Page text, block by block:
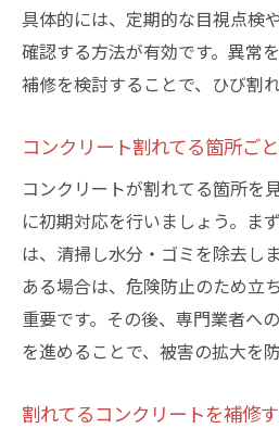
コンクリート階段の割れ
コンクリート階段で割
階段のコンクリート割
コンクリート階段補
ト
階段割れ補修に適し
法
コンクリート階段補修
囲
具体的には、定期的な目視点検
確認する方法が有効です。異常
補修を検討することで、ひび割
コンクリート割れてる箇所ご
コンクリートが割れてる箇所を
に初期対応を行いましょう。ま
は、清掃し水分・ゴミを除去し
ある場合は、危険防止のため立
重要です。その後、専門業者へ
を進めることで、被害の拡大を防
割れてるコンクリートを補修